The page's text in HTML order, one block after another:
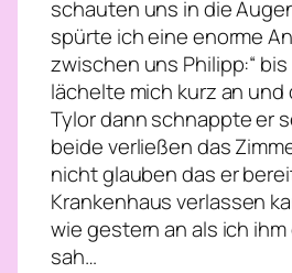
schauten uns in die
spürte ich eine enorme
zwischen uns Philipp:“
lächelte mich kurz an
Tylor dann schnappte er
beide verließen das
nicht glauben das er
Krankenhaus verlassen
wie gestern an als ich
sah…